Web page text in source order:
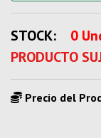
STOCK:
0
PRODUCTO
Precio del